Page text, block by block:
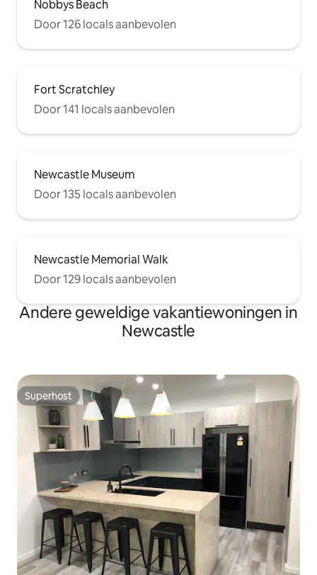
Nobbys Beach
Door 126 locals aanbevolen
Fort Scratchley
Door 141 locals aanbevolen
Newcastle Museum
Door 135 locals aanbevolen
Newcastle Memorial Walk
Door 129 locals aanbevolen
Andere geweldige vakantiewoningen in
Newcastle
Superhost
Superhost